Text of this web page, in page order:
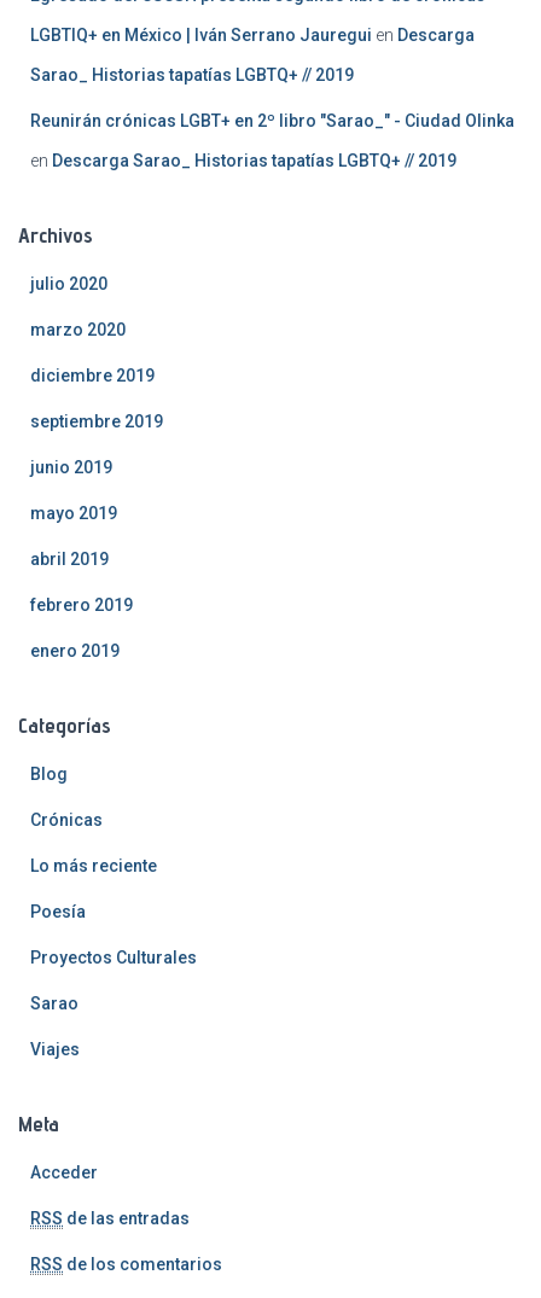
LGBTIQ+ en México | Iván Serrano Jauregui en Descarga
Sarao_ Historias tapatías LGBTQ+ // 2019
Reunirán crónicas LGBT+ en 2º libro "Sarao_" - Ciudad Olinka
en Descarga Sarao_ Historias tapatías LGBTQ+ // 2019
Archivos
julio 2020
marzo 2020
diciembre 2019
septiembre 2019
junio 2019
mayo 2019
abril 2019
febrero 2019
enero 2019
Categorías
Blog
Crónicas
Lo más reciente
Poesía
Proyectos Culturales
Sarao
Viajes
Meta
Acceder
RSS de las entradas
RSS de los comentarios